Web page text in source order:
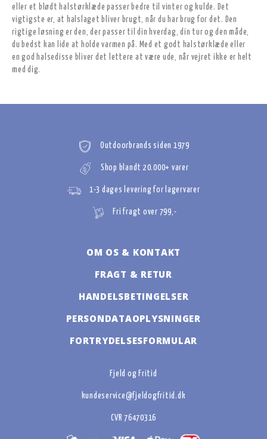
eller et blødt halstørklæde passer bedre til vinter og kulde. Det
vigtigste er, at halslaget bliver brugt, når du har brug for det. Den
rigtige løsning er den, der passer til din hverdag, din tur og den måde,
du bedst kan lide at holde varmen på. Med et godt halstørklæde eller
en god halsedisse bliver det lettere at være ude, når vejret ikke er helt
med dig.
Outdoorbrands siden 1979
Shop blandt 20.000+ varer
1-3 dages levering for lagervarer
Fri fragt over 799,-
OM OS & KONTAKT
FRAGT & RETUR
HANDELSBETINGELSER
PERSONDATAOPLYSNINGER
FORTRYDELSESFORMULAR
Fjeld og Fritid
kundeservice@fjeldogfritid.dk
CVR 76470316